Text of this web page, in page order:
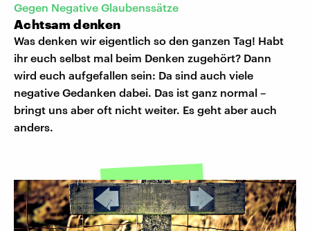
Gegen Negative Glaubenssätze
Achtsam denken
Was denken wir eigentlich so den ganzen Tag! Habt
ihr euch selbst mal beim Denken zugehört? Dann
wird euch aufgefallen sein: Da sind auch viele
negative Gedanken dabei. Das ist ganz normal –
bringt uns aber oft nicht weiter. Es geht aber auch
anders.